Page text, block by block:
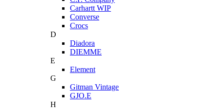
Carhartt WIP
Converse
Crocs
D
Diadora
DIEMME
E
Element
G
Gitman Vintage
GJO.E
H